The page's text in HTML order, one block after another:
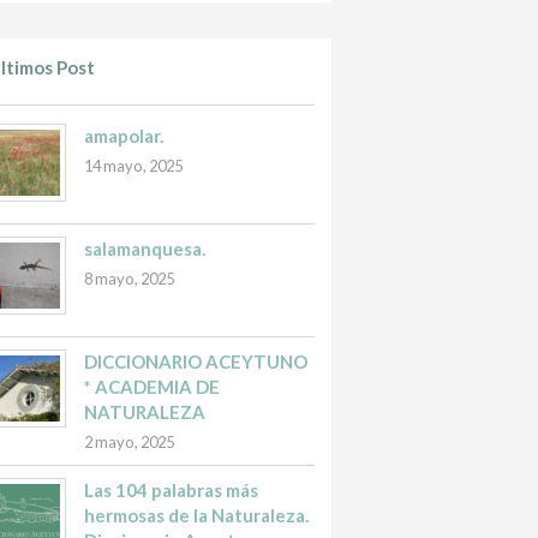
Post
amapolar.
14 mayo, 2025
salamanquesa.
8 mayo, 2025
DICCIONARIO ACEYTUNO
* ACADEMIA DE
NATURALEZA
2 mayo, 2025
Las 104 palabras más
hermosas de la Naturaleza.